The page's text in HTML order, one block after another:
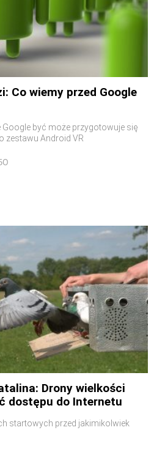
Co wiemy przed Google
Google być może przygotowuje się
zestawu Android VR
Drony wielkości
dostępu do Internetu
startowych przed jakimikolwiek